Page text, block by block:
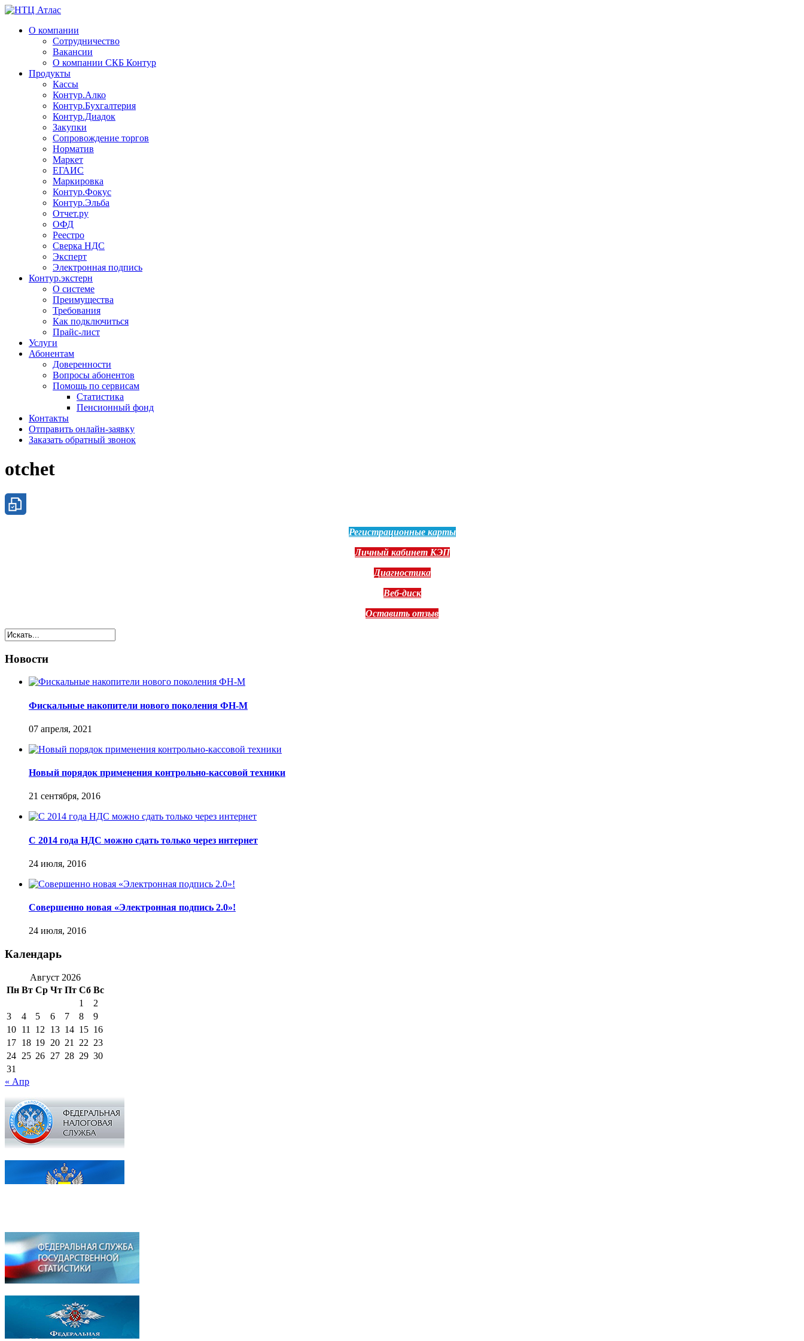
О компании
Сотрудничество
Вакансии
О компании СКБ Контур
Продукты
Кассы
Контур.Алко
Контур.Бухгалтерия
Контур.Диадок
Закупки
Сопровождение торгов
Норматив
Маркет
ЕГАИС
Маркировка
Контур.Фокус
Контур.Эльба
Отчет.ру
ОФД
Реестро
Сверка НДС
Эксперт
Электронная подпись
Контур.экстерн
О системе
Преимущества
Требования
Как подключиться
Прайс-лист
Услуги
Абонентам
Доверенности
Вопросы абонентов
Помощь по сервисам
Статистика
Пенсионный фонд
Контакты
Отправить онлайн-заявку
Заказать обратный звонок
otchet
Регистрационные карты
Личный кабинет КЭП
Диагностика
Веб-диск
Оставить отзыв
Новости
Фискальные накопители нового поколения ФН-М
07 апреля, 2021
Новый порядок применения контрольно-кассовой техники
21 сентября, 2016
С 2014 года НДС можно сдать только через интернет
24 июля, 2016
Совершенно новая «Электронная подпись 2.0»!
24 июля, 2016
Календарь
Август 2026
Пн Вт Ср Чт Пт Сб Вс
1
2
3
4 5 6 7 8
9
10 11 12 13 14 15 16
17 18 19 20 21 22 23
24 25 26 27 28 29 30
31
« Апр